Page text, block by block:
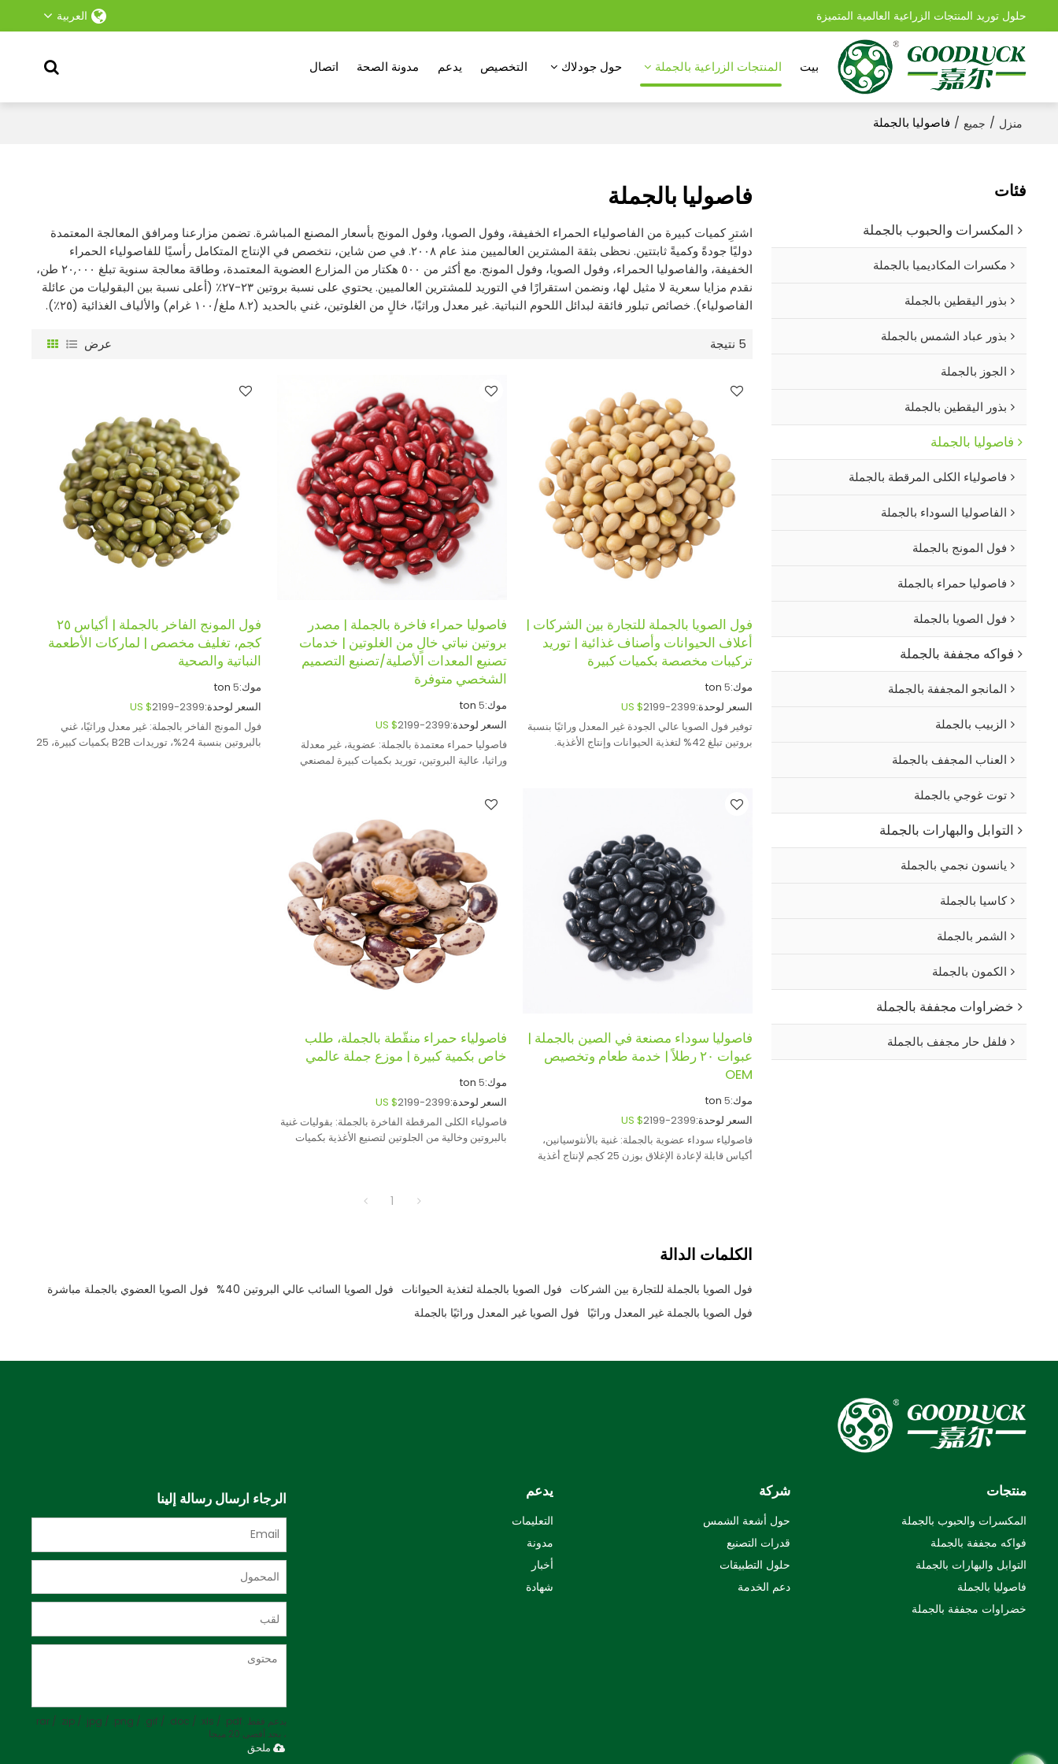
حلول توريد المنتجات الزراعية العالمية المتميزة العربية
بيت المنتجات الزراعية بالجملة حول جودلاك التخصيص يدعم مدونة الصحة اتصال
منزل / جميع / فاصوليا بالجملة
فاصوليا بالجملة
اشترِ كميات كبيرة من الفاصولياء الحمراء الخفيفة، وفول الصويا، وفول المونج بأسعار المصنع المباشرة. تضمن مزارعنا ومرافق المعالجة المعتمدة
دوليًا جودةً وكميةً ثابتتين. نحظى بثقة المشترين العالميين منذ عام ٢٠٠٨. في صن شاين، نتخصص في الإنتاج المتكامل رأسيًا للفاصولياء الحمراء
الخفيفة، والفاصوليا الحمراء، وفول الصويا، وفول المونج. مع أكثر من ٥٠٠ هكتار من المزارع العضوية المعتمدة، وطاقة معالجة سنوية تبلغ ٢٠,٠٠٠ طن،
نقدم مزايا سعرية لا مثيل لها، ونضمن استقرارًا في التوريد للمشترين العالميين. يحتوي على نسبة بروتين ٢٣-٢٧٪ (أعلى نسبة بين البقوليات من عائلة
الفاصولياء). خصائص تبلور فائقة لبدائل اللحوم النباتية. غير معدل وراثيًا، خالٍ من الغلوتين، غني بالحديد (٨.٢ ملغ/١٠٠ غرام) والألياف الغذائية (٢٥٪).
5 نتيجة عرض
فول الصويا بالجملة للتجارة بين الشركات |
أعلاف الحيوانات وأصناف غذائية | توريد
تركيبات مخصصة بكميات كبيرة
موك:5
ton
السعر لوحدة:
US $2199-2399
توفير فول الصويا عالي الجودة غير المعدل وراثيًا بنسبة
بروتين تبلغ 42% لتغذية الحيوانات وإنتاج الأغذية.
فاصوليا حمراء فاخرة بالجملة | مصدر
بروتين نباتي خالٍ من الغلوتين | خدمات
تصنيع المعدات الأصلية/تصنيع التصميم
الشخصي متوفرة
موك:5
ton
السعر لوحدة:
US $2199-2399
فاصوليا حمراء معتمدة بالجملة: عضوية، غير معدلة
وراثيا، عالية البروتين، توريد بكميات كبيرة لمصنعي
فول المونج الفاخر بالجملة | أكياس ٢٥
كجم، تغليف مخصص | لماركات الأطعمة
النباتية والصحية
موك:5
ton
السعر لوحدة:
US $2199-2399
فول المونج الفاخر بالجملة: غير معدل وراثيًا، غني
بالبروتين بنسبة 24%، توريدات B2B بكميات كبيرة، 25
فاصوليا سوداء مصنعة في الصين بالجملة |
عبوات ٢٠ رطلاً | خدمة طعام وتخصيص
OEM
موك:5
ton
السعر لوحدة:
US $2199-2399
فاصولياء سوداء عضوية بالجملة: غنية بالأنثوسيانين،
أكياس قابلة لإعادة الإغلاق بوزن 25 كجم لإنتاج أغذية
فاصولياء حمراء منقّطة بالجملة، طلب
خاص بكمية كبيرة | موزع جملة عالمي
موك:5
ton
السعر لوحدة:
US $2199-2399
فاصولياء الكلى المرقطة الفاخرة بالجملة: بقوليات غنية
بالبروتين وخالية من الجلوتين لتصنيع الأغذية بكميات
1
الكلمات الدالة
فول الصويا بالجملة للتجارة بين الشركات فول الصويا بالجملة لتغذية الحيوانات فول الصويا السائب عالي البروتين 40%
فول الصويا العضوي بالجملة مباشرة
فول الصويا بالجملة غير المعدل وراثيًا فول الصويا غير المعدل وراثيًا بالجملة
فئات
المكسرات والحبوب بالجملة
مكسرات المكاديميا بالجملة
بذور اليقطين بالجملة
بذور عباد الشمس بالجملة
الجوز بالجملة
بذور اليقطين بالجملة
فاصوليا بالجملة
فاصولياء الكلى المرقطة بالجملة
الفاصوليا السوداء بالجملة
فول المونج بالجملة
فاصوليا حمراء بالجملة
فول الصويا بالجملة
فواكه مجففة بالجملة
المانجو المجففة بالجملة
الزبيب بالجملة
العناب المجفف بالجملة
توت غوجي بالجملة
التوابل والبهارات بالجملة
يانسون نجمي بالجملة
كاسيا بالجملة
الشمر بالجملة
الكمون بالجملة
خضراوات مجففة بالجملة
فلفل حار مجفف بالجملة
منتجات
المكسرات والحبوب بالجملة
فواكه مجففة بالجملة
التوابل والبهارات بالجملة
فاصوليا بالجملة
خضراوات مجففة بالجملة
شركة
حول أشعة الشمس
قدرات التصنيع
حلول التطبيقات
دعم الخدمة
يدعم
التعليمات
مدونة
أخبار
شهادة
الرجاء ارسال رسالة إلينا
يدعم فقط .rar / .zip / .jpg / .png / .gif / .doc / .xls / .pdf
، بحد أقصى 20 ميجا
ملحق